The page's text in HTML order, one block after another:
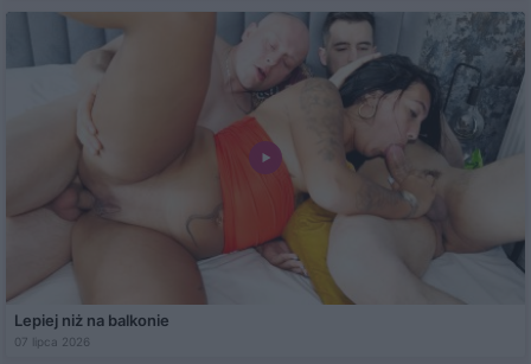
Lepiej niż na balkonie
07 lipca 2026